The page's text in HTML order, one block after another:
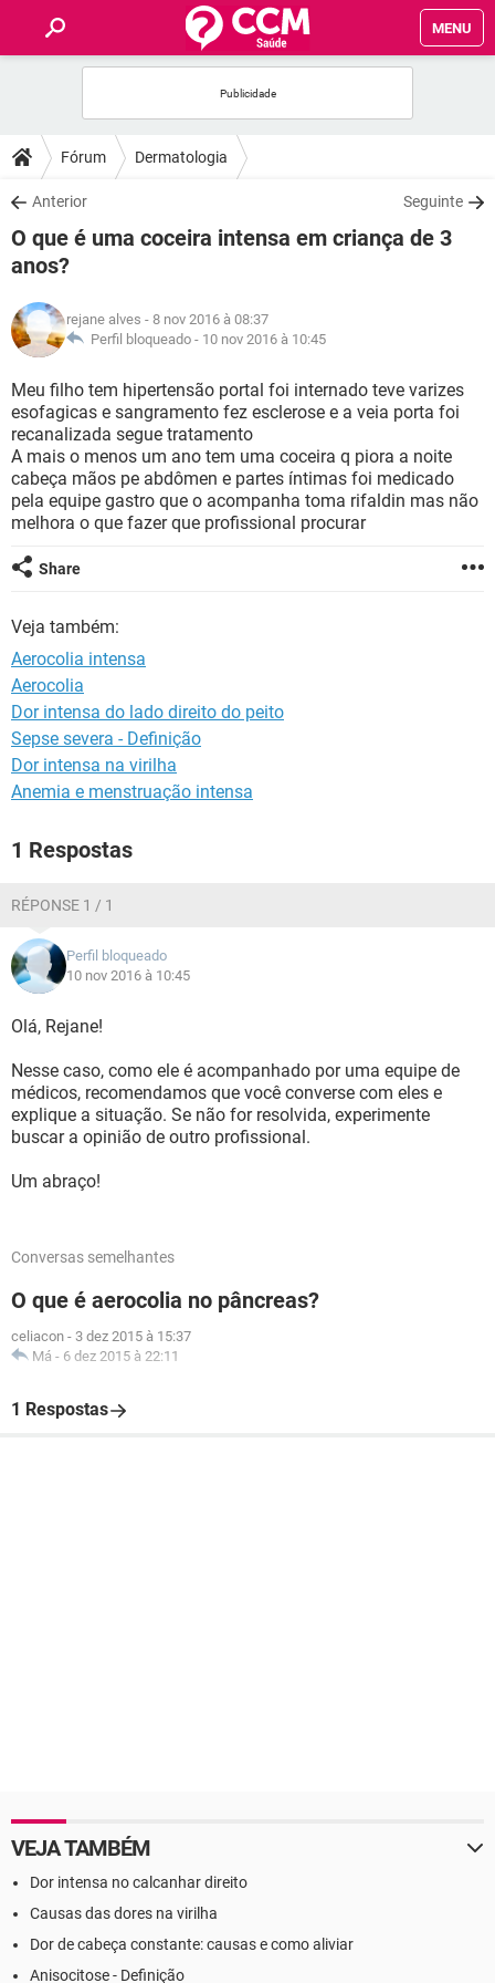
MENU
FORUMS
SAÚDE
FAMÍLIA
NUTRIÇÃO
SEXUALIDADE
GLOSSÁRIO
Fórum Dermatologia
Anterior Seguinte
O que é uma coceira intensa em criança de 3
anos?
rejane alves - 8 nov 2016 à 08:37
Perfil bloqueado - 10 nov 2016 à 10:45
Meu filho tem hipertensão portal foi internado teve varizes
esofagicas e sangramento fez esclerose e a veia porta foi
recanalizada segue tratamento
A mais o menos um ano tem uma coceira q piora a noite
cabeça mãos pe abdômen e partes íntimas foi medicado
pela equipe gastro que o acompanha toma rifaldin mas não
melhora o que fazer que profissional procurar
Share
Veja também:
Aerocolia intensa
Aerocolia
Dor intensa do lado direito do peito
Sepse severa - Definição
Dor intensa na virilha
Anemia e menstruação intensa
1 Respostas
RÉPONSE 1 / 1
Perfil bloqueado
10 nov 2016 à 10:45
Olá, Rejane!
Nesse caso, como ele é acompanhado por uma equipe de
médicos, recomendamos que você converse com eles e
explique a situação. Se não for resolvida, experimente
buscar a opinião de outro profissional.
Um abraço!
Conversas semelhantes
O que é aerocolia no pâncreas?
celiacon - 3 dez 2015 à 15:37
Má - 6 dez 2015 à 22:11
1 Respostas
VEJA TAMBÉM
Dor intensa no calcanhar direito
Causas das dores na virilha
Dor de cabeça constante: causas e como aliviar
Anisocitose - Definição